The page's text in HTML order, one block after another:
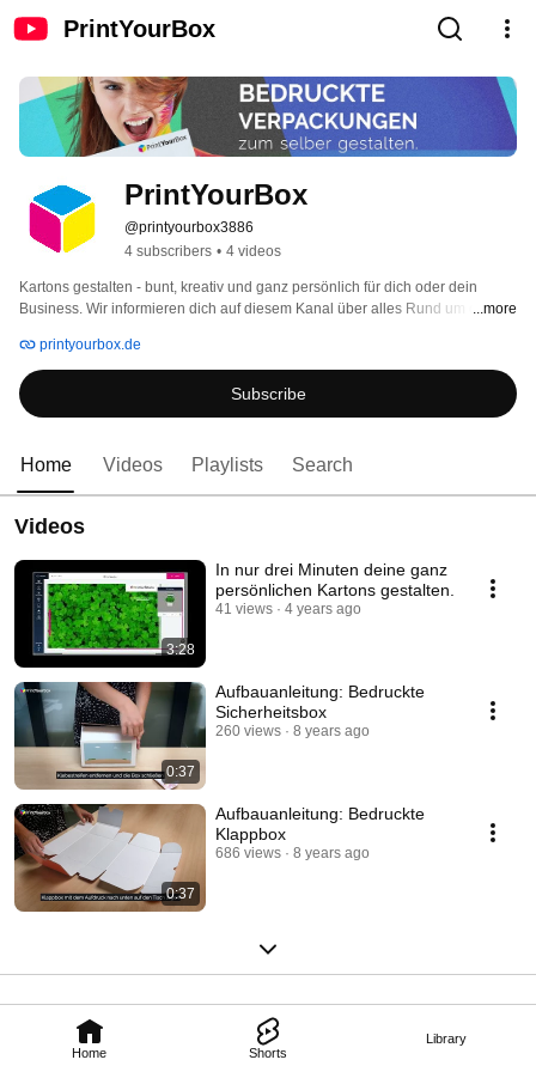
PrintYourBox
Home Shorts
Library
PrintYourBox
@printyourbox3886
4 subscribers • 4 videos
Kartons gestalten - bunt, kreativ und ganz persönlich für dich oder dein
Business. Wir informieren dich auf diesem Kanal über alles Rund um das
Produktinfos und Tipps zum kostengünstigen Verpacken und Versenden.
Denn hinter dem PrintYourBox-Team stehen die Verpackungsexperten von
der Wellstar-Packaging GmbH aus dem Schwarzwald - der direkte Hersteller
von weißen, braunen und bunten Wellpappverpackungen mit und ohne
...more
printyourbox.de
Subscribe
Home Videos Playlists Search
Videos
3:28
In nur drei Minuten deine ganz
persönlichen Kartons gestalten.
41 views 4 years ago
0:37
Aufbauanleitung: Bedruckte
Sicherheitsbox
260 views 8 years ago
0:37
Aufbauanleitung: Bedruckte
Klappbox
686 views 8 years ago